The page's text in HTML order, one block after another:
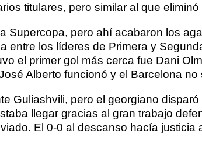
titulares, pero similar al que eliminó
Supercopa, pero ahí acabaron los
entre los líderes de Primera y
el primer gol más cerca fue Dani
Alberto funcionó y el Barcelona
Guliashvili, pero el georgiano
llegar gracias al gran trabajo
El 0-0 al descanso hacía